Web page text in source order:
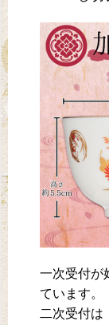
一次受付が
ています。
二次受付は